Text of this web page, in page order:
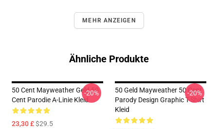
MEHR ANZEIGEN
Ähnliche Produkte
50 Cent Mayweather Geld 50
Cent Parodie A-Linie Kleid
23,30 £$29.5
-20%
50 Geld Mayweather 50 Cent
Parody Design Graphic T-Shirt
Kleid
-20%